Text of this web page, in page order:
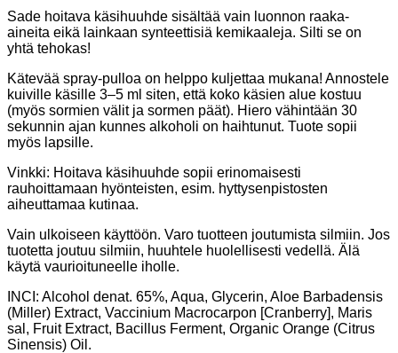
Sade hoitava käsihuuhde sisältää vain luonnon raaka-
aineita eikä lainkaan synteettisiä kemikaaleja. Silti se on
yhtä tehokas!
Kätevää spray-pulloa on helppo kuljettaa mukana! Annostele
kuiville käsille 3–5 ml siten, että koko käsien alue kostuu
(myös sormien välit ja sormen­ päät). Hiero vähintään 30
sekunnin ajan kunnes alkoholi on haihtunut. Tuote sopii
myös lapsille.
Vinkki: Hoitava käsihuuhde sopii erinomaisesti
rauhoittamaan hyönteisten, esim. hyttysenpistosten
aiheuttamaa kutinaa.
Vain ulkoiseen käyttöön. Varo tuotteen joutumista silmiin. Jos
tuotetta joutuu silmiin, huuhtele huolellisesti vedellä. Älä
käytä vaurioituneelle iholle.
INCI: Alcohol denat. 65%, Aqua, Gly­cerin, Aloe Barbadensis
(Miller) Extract, Vaccinium Macrocarpon [Cranberry], Maris
sal, Fruit Extract, Bacillus Ferment, Organic Orange (Citrus
Sinensis) Oil.